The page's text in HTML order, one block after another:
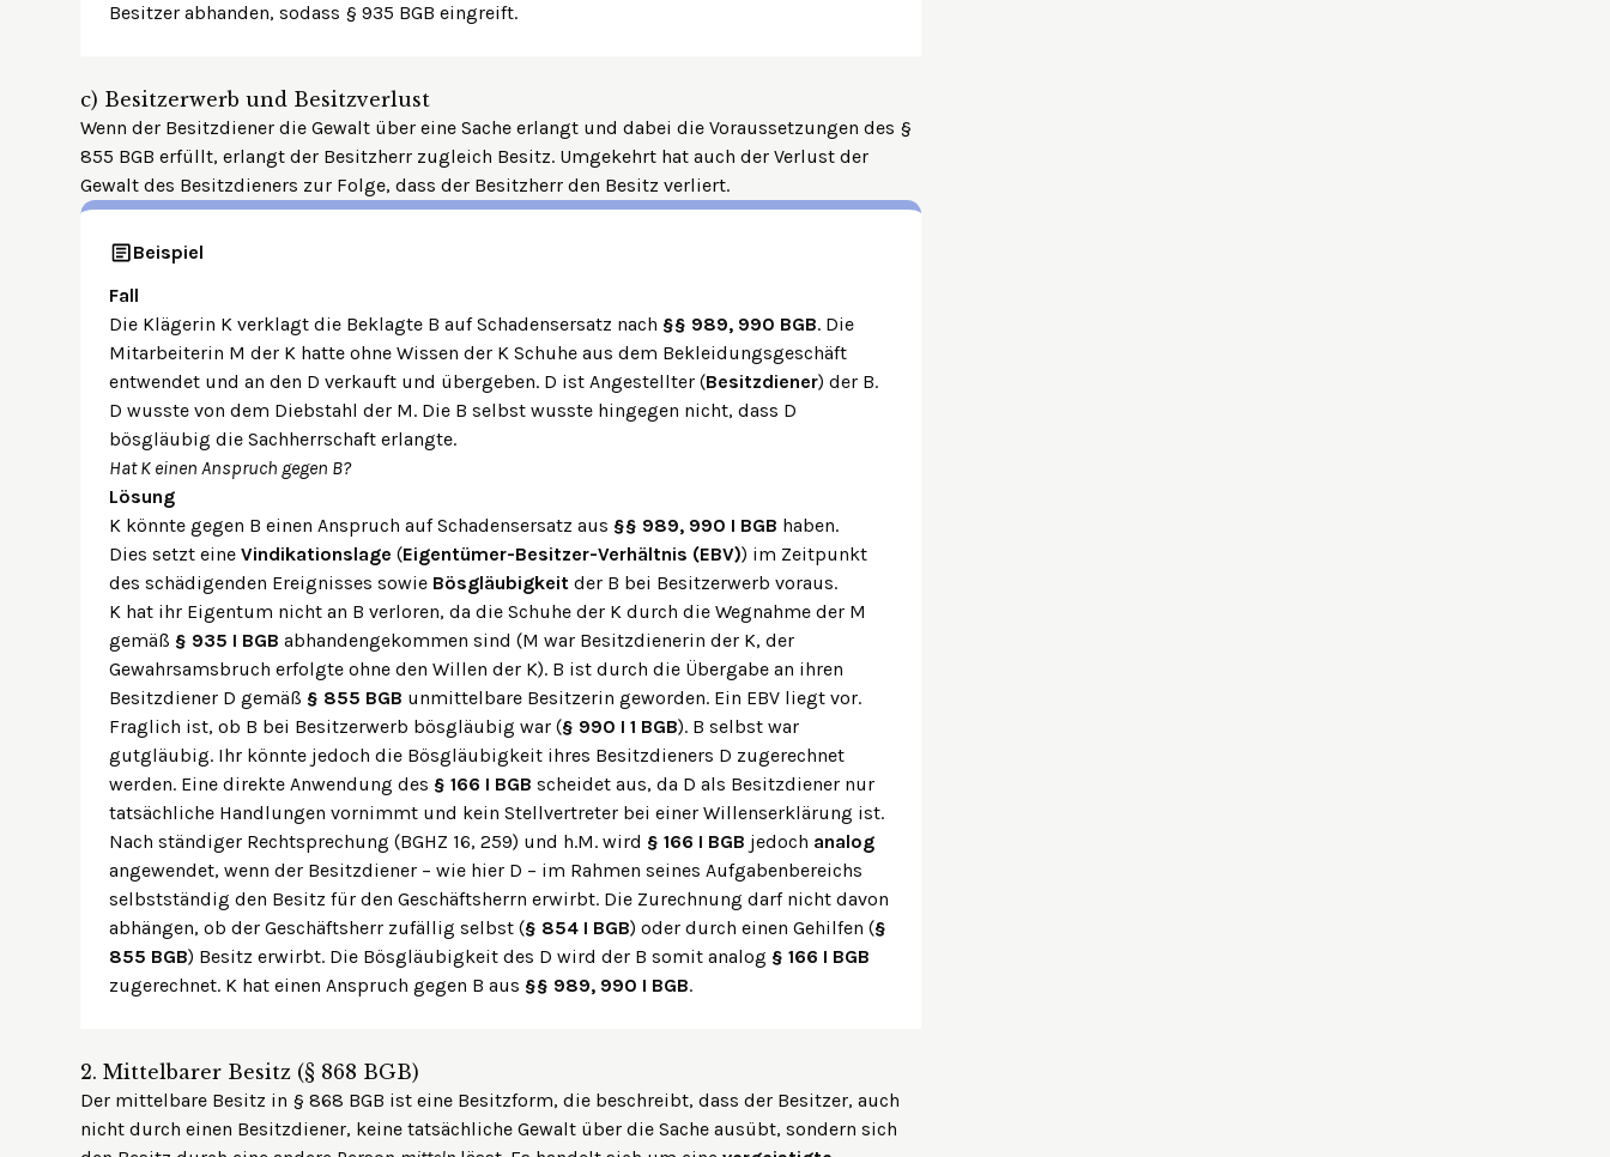
Besitzer abhanden, sodass § 935 BGB eingreift.
c) Besitzerwerb und Besitzverlust
Wenn der Besitzdiener die Gewalt über eine Sache erlangt und dabei die Voraussetzungen des §
855 BGB erfüllt, erlangt der Besitzherr zugleich Besitz. Umgekehrt hat auch der Verlust der
Gewalt des Besitzdieners zur Folge, dass der Besitzherr den Besitz verliert.
Beispiel
Fall
Die Klägerin K verklagt die Beklagte B auf Schadensersatz nach §§ 989, 990 BGB. Die
Mitarbeiterin M der K hatte ohne Wissen der K Schuhe aus dem Bekleidungsgeschäft
entwendet und an den D verkauft und übergeben. D ist Angestellter (Besitzdiener) der B.
D wusste von dem Diebstahl der M. Die B selbst wusste hingegen nicht, dass D
bösgläubig die Sachherrschaft erlangte.
Hat K einen Anspruch gegen B?
Lösung
K könnte gegen B einen Anspruch auf Schadensersatz aus §§ 989, 990 I BGB haben.
Dies setzt eineVindikationslage (Eigentümer-Besitzer-Verhältnis (EBV)) im Zeitpunkt
des schädigenden Ereignisses sowie Bösgläubigkeit der B bei Besitzerwerb voraus.
K hat ihr Eigentum nicht an B verloren, da die Schuhe der K durch die Wegnahme der M
gemäß § 935 I BGB abhandengekommen sind (M war Besitzdienerin der K, der
Gewahrsamsbruch erfolgte ohne den Willen der K). B ist durch die Übergabe an ihren
Besitzdiener D gemäß § 855 BGB unmittelbare Besitzerin geworden. Ein EBV liegt vor.
Fraglich ist, ob B bei Besitzerwerb bösgläubig war (§ 990 I 1 BGB). B selbst war
gutgläubig. Ihr könnte jedoch die Bösgläubigkeit ihres Besitzdieners D zugerechnet
werden. Eine direkte Anwendung des § 166 I BGB scheidet aus, da D als Besitzdiener nur
tatsächliche Handlungen vornimmt und kein Stellvertreter bei einer Willenserklärung ist.
Nach ständiger Rechtsprechung (BGHZ 16, 259) und h.M. wird § 166 I BGB jedoch analog
angewendet, wenn der Besitzdiener – wie hier D – im Rahmen seines Aufgabenbereichs
selbstständig den Besitz für den Geschäftsherrn erwirbt. Die Zurechnung darf nicht davon
abhängen, ob der Geschäftsherr zufällig selbst (§ 854 I BGB) oder durch einen Gehilfen (§
855 BGB) Besitz erwirbt. Die Bösgläubigkeit des D wird der B somit analog § 166 I BGB
zugerechnet. K hat einen Anspruch gegen B aus §§ 989, 990 I BGB.
2. Mittelbarer Besitz (§ 868 BGB)
Der mittelbare Besitz in § 868 BGB ist eine Besitzform, die beschreibt, dass der Besitzer, auch
nicht durch einen Besitzdiener, keine tatsächliche Gewalt über die Sache ausübt, sondern sich